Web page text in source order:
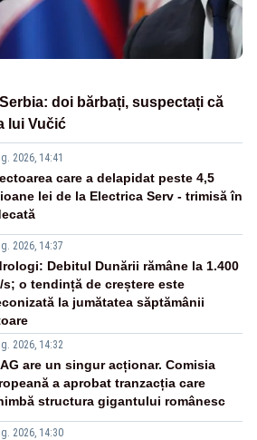
doi bărbați, suspectați că
lui Vučić
2026, 14:41
care a delapidat peste 4,5
lei de la Electrica Serv - trimisă în
2026, 14:37
Debitul Dunării rămâne la 1.400
s; o tendință de creștere este
la jumătatea săptămânii
2026, 14:32
are un singur acționar. Comisia
a aprobat tranzacția care
structura gigantului românesc
2026, 14:30